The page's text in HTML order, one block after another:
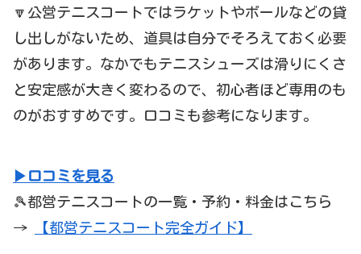
🔽公営テニスコートではラケットやボールなどの貸
し出しがないため、道具は自分でそろえておく必要
があります。なかでもテニスシューズは滑りにくさ
と安定感が大きく変わるので、初心者ほど専用のも
のがおすすめです。口コミも参考になります。
▶口コミを見る
🎾都営テニスコートの一覧・予約・料金はこちら
→
【都営テニスコート完全ガイド】